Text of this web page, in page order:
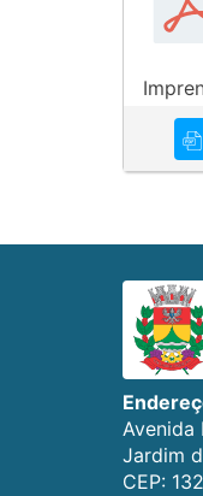
Avenida
Jardim
CEP: